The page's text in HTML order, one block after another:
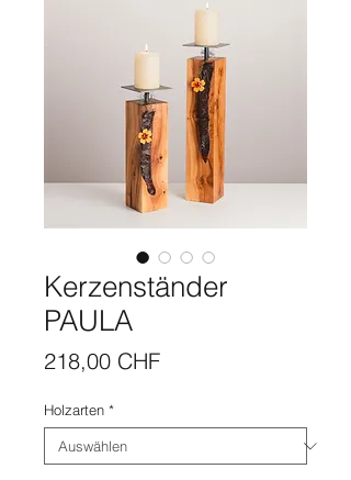
Kerzenständer
PAULA
218,00 CHFPreis
Holzarten *